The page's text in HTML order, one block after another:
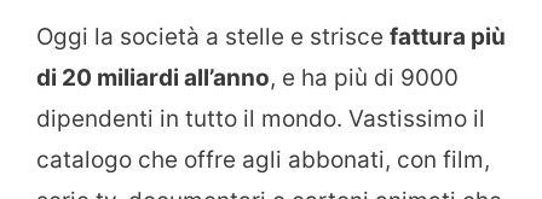
Oggi la società a stelle e strisce fattura più
di 20 miliardi all’anno, e ha più di 9000
dipendenti in tutto il mondo. Vastissimo il
catalogo che offre agli abbonati, con film,